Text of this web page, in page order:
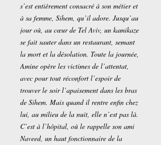
s’est entièrement consacré à son métier et
à sa femme, Sihem, qu’il adore. Jusqu’au
jour où, au cœur de Tel Aviv, un kamikaze
se fait sauter dans un restaurant, semant
la mort et la désolation. Toute la journée,
Amine opère les victimes de l’attentat,
avec pour tout réconfort l’espoir de
trouver le soir l’apaisement dans les bras
de Sihem. Mais quand il rentre enfin chez
lui, au milieu de la nuit, elle n’est pas là.
C’est à l’hôpital, où le rappelle son ami
Naveed, un haut fonctionnaire de la